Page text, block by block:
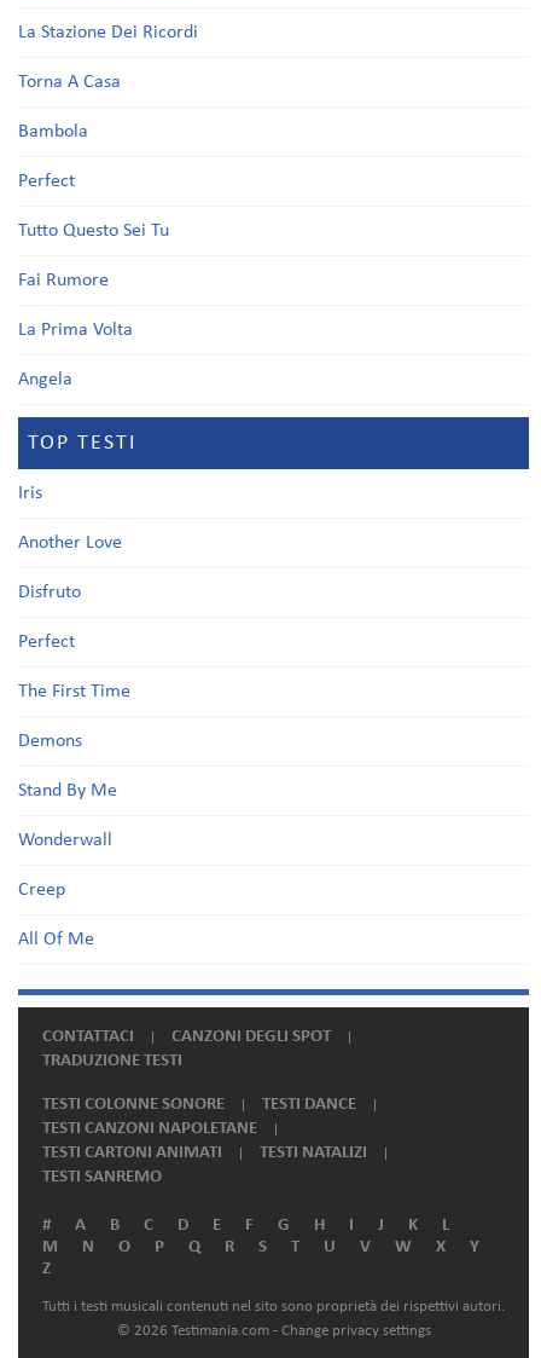
La Stazione Dei Ricordi
Torna A Casa
Bambola
Perfect
Tutto Questo Sei Tu
Fai Rumore
La Prima Volta
Angela
TOP TESTI
Iris
Another Love
Disfruto
Perfect
The First Time
Demons
Stand By Me
Wonderwall
Creep
All Of Me
CONTATTACI
CANZONI DEGLI SPOT
TRADUZIONE TESTI
TESTI COLONNE SONORE
TESTI DANCE
TESTI CANZONI NAPOLETANE
TESTI CARTONI ANIMATI
TESTI NATALIZI
TESTI SANREMO
# A B C D E F G H I J K
L
M
N O P Q R S T U V W X
Y
Z
Tutti i testi musicali contenuti nel sito sono proprietà dei rispettivi autori.
© 2026 Testimania.com - Change privacy settings